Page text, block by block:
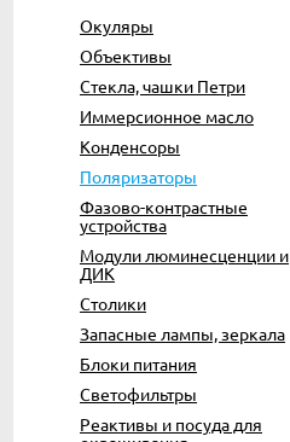
Окуляры
Объективы
Стекла, чашки Петри
Иммерсионное масло
Конденсоры
Поляризаторы
Фазово-контрастные
устройства
Модули люминесценции и
ДИК
Столики
Запасные лампы, зеркала
Блоки питания
Светофильтры
Реактивы и посуда для